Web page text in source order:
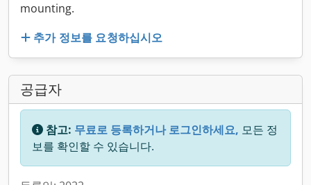
mounting.
추가 정보를 요청하십시오
공급자
참고: 무료로 등록하거나 로그인하세요, 모든 정
보를 확인할 수 있습니다.